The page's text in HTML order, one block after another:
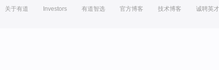
关于有道 Investors 有道智选 官方博客 技术博客 诚聘英才